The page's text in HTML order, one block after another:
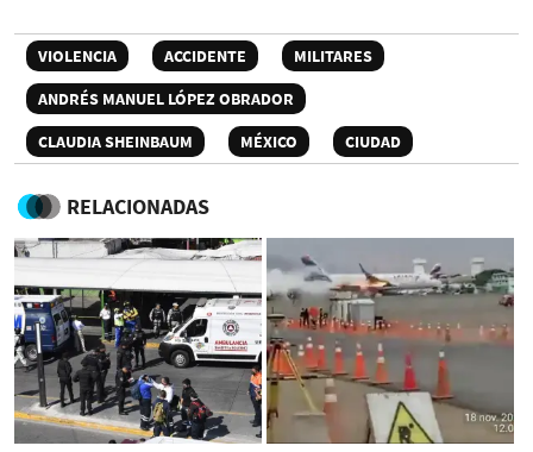
VIOLENCIA ACCIDENTE
MILITARES
ANDRÉS MANUEL LÓPEZ OBRADOR
CLAUDIA SHEINBAUM
MÉXICO CIUDAD
RELACIONADAS